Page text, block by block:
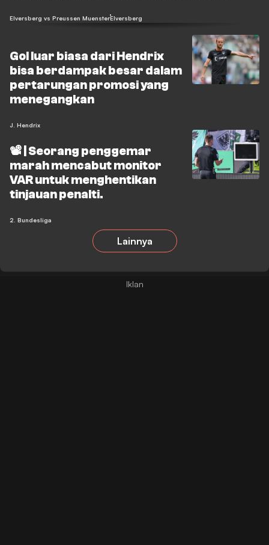
Elversberg vs Preussen MuensterElversberg
Gol luar biasa dari Hendrix
bisa berdampak besar dalam
pertarungan promosi yang
menegangkan
J. Hendrix
📽️ | Seorang penggemar
marah mencabut monitor
VAR untuk menghentikan
tinjauan penalti.
2. Bundesliga
Lainnya